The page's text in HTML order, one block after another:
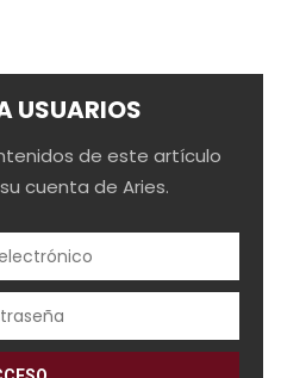
USUARIOS
de este artículo
cuenta de Aries.